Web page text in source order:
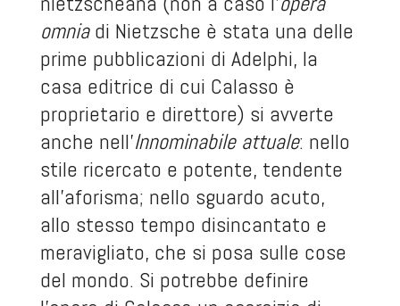
omniadi Nietzsche è stata una delle
prime pubblicazioni di Adelphi, la
casa editrice di cui Calasso è
proprietario e direttore) si avverte
anche nell'Innominabile attuale: nello
stile ricercato e potente, tendente
all'aforisma; nello sguardo acuto,
allo stesso tempo disincantato e
meravigliato, che si posa sulle cose
del mondo. Si potrebbe definire